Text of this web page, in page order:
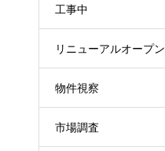
工事中
リニューアルオープン
物件視察
市場調査